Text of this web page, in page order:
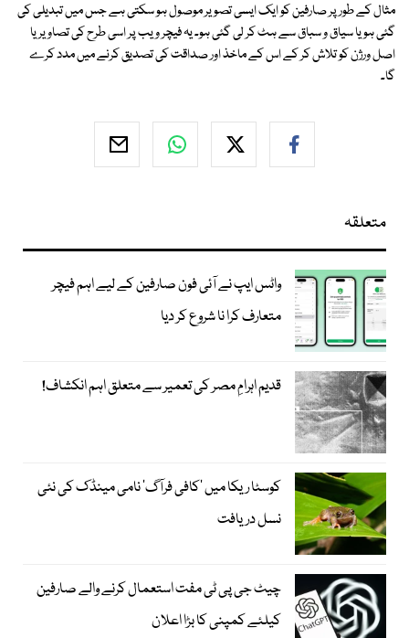
مثال کے طور پر صارفین کو ایک ایسی تصویر موصول ہو سکتی ہے جس میں تبدیلی کی
گئی ہو یا سیاق و سباق سے ہٹ کر لی گئی ہو۔ یہ فیچر ویب پر اسی طرح کی تصاویر یا
اصل ورژن کو تلاش کر کے اس کے ماخذ اور صداقت کی تصدیق کرنے میں مدد کرے
گا۔
متعلقہ
واٹس ایپ نے آئی فون صارفین کے لیے اہم فیچر
متعارف کرا نا شروع کر دیا
قدیم اہرامِ مصر کی تعمیر سے متعلق اہم انکشاف!
کوسٹا ریکا میں 'کافی فرآگ' نامی مینڈک کی نئی
نسل دریافت
چیٹ جی پی ٹی مفت استعمال کرنے والے صارفین
کیلئے کمپنی کا بڑا اعلان